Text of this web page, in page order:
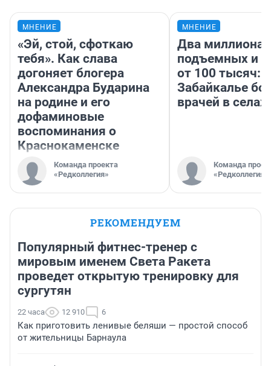
МНЕНИЕ
«Эй, стой, сфоткаю
тебя». Как слава
догоняет блогера
Александра Бударина
на родине и его
дофаминовые
воспоминания о
Краснокаменске
Команда проекта
«Редколлегия»
МНЕНИЕ
Два миллиона
подъемных и
от 100 тысяч:
Забайкалье
врачей в селах
Команда
«Редколлегия»
РЕКОМЕНДУЕМ
Популярный фитнес-тренер с
мировым именем Света Ракета
проведет открытую тренировку для
сургутян
22 часа 12 910 6
Как приготовить ленивые беляши — простой способ
от жительницы Барнаула